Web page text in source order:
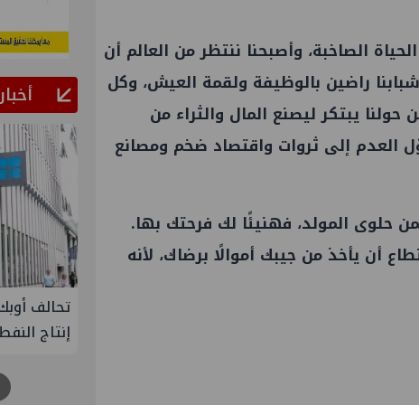
الصاخبة، وأصبحنا ننتظر من العالم أن
شبابنا راضين بالوظيفة ولقمة العيش، وكل
يبتكر ليصنع المال والثراء من
العدم إلى ثروات واقتصاد ضخم ومصانع
حلوى المولد، فهنيئًا لك فرحتك بها.
أن يأخذ من جيبك أموالًا برضاك، لأنه
أخبار
تحالف أوبك+ يتفق على زيادة